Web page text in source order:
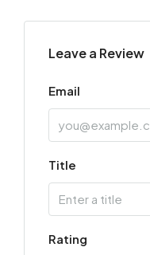
Leave a Review
Email
Title
Rating